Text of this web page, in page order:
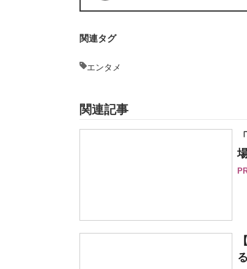
関連タグ
エンタメ
関連記事